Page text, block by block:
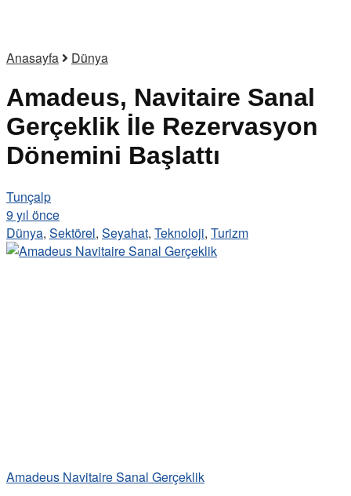
Anasayfa Dünya
Amadeus, Navitaire Sanal
Gerçeklik İle Rezervasyon
Dönemini Başlattı
Tunçalp
9 yıl önce
Dünya, Sektörel, Seyahat, Teknoloji, Turizm
Amadeus Navitaire Sanal Gerçeklik